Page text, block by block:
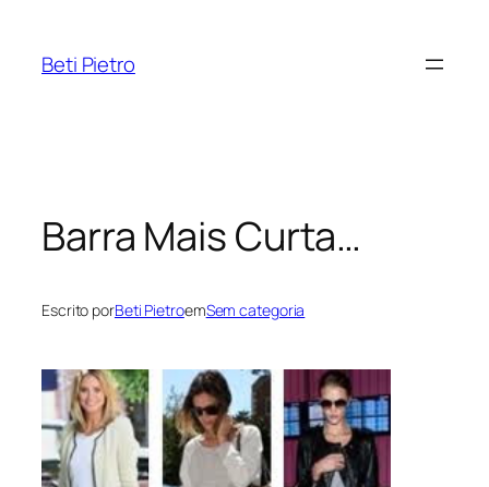
Beti Pietro
Barra Mais Curta…
Escrito porBeti PietroemSem categoria